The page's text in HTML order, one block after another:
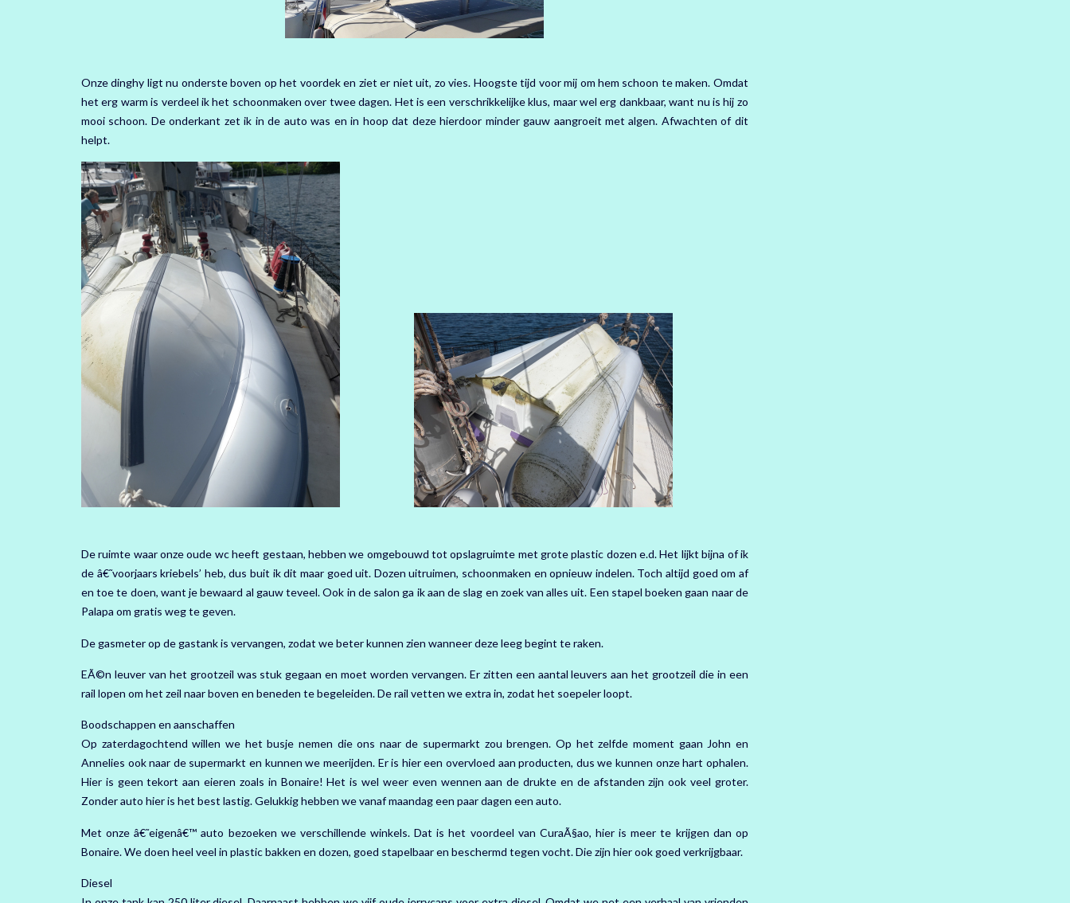
Onze dinghy ligt nu onderste boven op het voordek en ziet er niet uit, zo vies. Hoogste tijd voor mij om hem schoon te maken. Omdat
het erg warm is verdeel ik het schoonmaken over twee dagen. Het is een verschrikkelijke klus, maar wel erg dankbaar, want nu is hij zo
mooi schoon. De onderkant zet ik in de auto was en in hoop dat deze hierdoor minder gauw aangroeit met algen. Afwachten of dit
helpt.
De ruimte waar onze oude wc heeft gestaan, hebben we omgebouwd tot opslagruimte met grote plastic dozen e.d. Het lijkt bijna of ik
de â€˜voorjaars kriebels’ heb, dus buit ik dit maar goed uit. Dozen uitruimen, schoonmaken en opnieuw indelen. Toch altijd goed om af
en toe te doen, want je bewaard al gauw teveel. Ook in de salon ga ik aan de slag en zoek van alles uit. Een stapel boeken gaan naar de
Palapa om gratis weg te geven.
De gasmeter op de gastank is vervangen, zodat we beter kunnen zien wanneer deze leeg begint te raken.
EÃ©n leuver van het grootzeil was stuk gegaan en moet worden vervangen. Er zitten een aantal leuvers aan het grootzeil die in een
rail lopen om het zeil naar boven en beneden te begeleiden. De rail vetten we extra in, zodat het soepeler loopt.
Boodschappen en aanschaffen
Op zaterdagochtend willen we het busje nemen die ons naar de supermarkt zou brengen. Op het zelfde moment gaan John en
Annelies ook naar de supermarkt en kunnen we meerijden. Er is hier een overvloed aan producten, dus we kunnen onze hart ophalen.
Hier is geen tekort aan eieren zoals in Bonaire! Het is wel weer even wennen aan de drukte en de afstanden zijn ook veel groter.
Zonder auto hier is het best lastig. Gelukkig hebben we vanaf maandag een paar dagen een auto.
Met onze â€˜eigenâ€™ auto bezoeken we verschillende winkels. Dat is het voordeel van CuraÃ§ao, hier is meer te krijgen dan op
Bonaire. We doen heel veel in plastic bakken en dozen, goed stapelbaar en beschermd tegen vocht. Die zijn hier ook goed verkrijgbaar.
Diesel